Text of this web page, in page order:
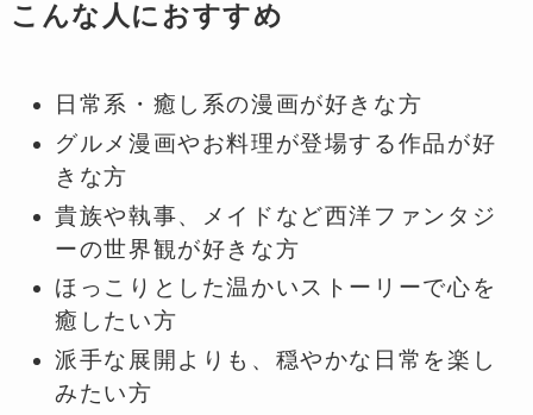
こんな人におすすめ
日常系・癒し系の漫画が好きな方
グルメ漫画やお料理が登場する作品が好
きな方
貴族や執事、メイドなど西洋ファンタジ
ーの世界観が好きな方
ほっこりとした温かいストーリーで心を
癒したい方
派手な展開よりも、穏やかな日常を楽し
みたい方